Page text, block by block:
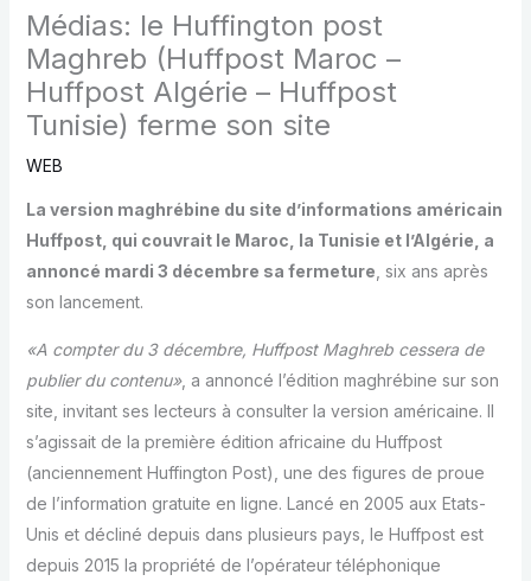
Médias: le Huffington post
Maghreb (Huffpost Maroc –
Huffpost Algérie – Huffpost
Tunisie) ferme son site
WEB
La version maghrébine du site d’informations américain
Huffpost, qui couvrait le Maroc, la Tunisie et l’Algérie, a
annoncé mardi 3 décembre sa fermeture , six ans après
son lancement.
«A compter du 3 décembre, Huffpost Maghreb cessera de
publier du contenu», a annoncé l’édition maghrébine sur son
site, invitant ses lecteurs à consulter la version américaine. Il
s’agissait de la première édition africaine du Huffpost
(anciennement Huffington Post), une des figures de proue
de l’information gratuite en ligne. Lancé en 2005 aux Etats-
Unis et décliné depuis dans plusieurs pays, le Huffpost est
depuis 2015 la propriété de l’opérateur téléphonique